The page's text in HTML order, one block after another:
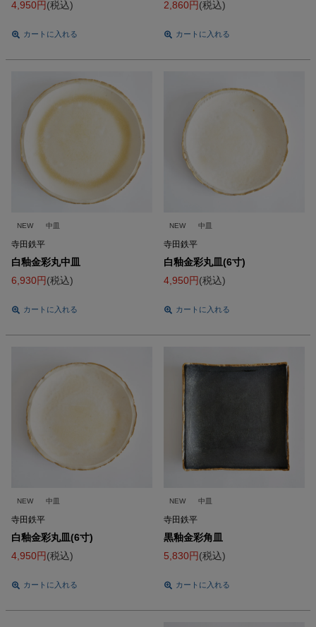
4,950
税込
カートに入れる
2,860
税込
カートに入れる
NEW 中皿
寺田鉄平
白釉金彩丸中皿
6,930
税込
カートに入れる
NEW 中皿
寺田鉄平
白釉金彩丸皿(6寸)
4,950
税込
カートに入れる
NEW 中皿
寺田鉄平
白釉金彩丸皿(6寸)
4,950
税込
カートに入れる
NEW 中皿
寺田鉄平
黒釉金彩角皿
5,830
税込
カートに入れる